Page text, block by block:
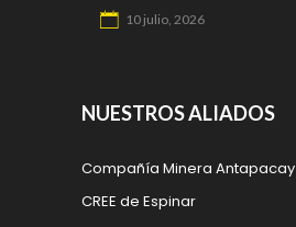
10 julio, 2026
NUESTROS ALIADOS
Compañía Minera Antapacay
CREE de Espinar